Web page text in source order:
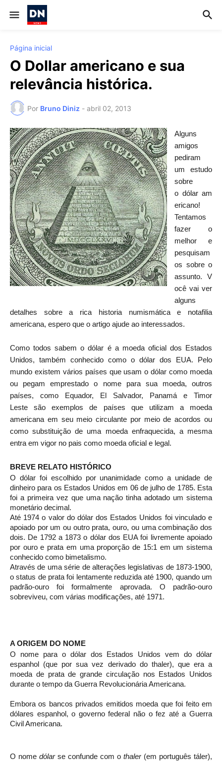
Página inicial
O Dollar americano e sua
relevância histórica.
Por Bruno Diniz - abril 02, 2013
Alguns
amigos
pediram
um estudo
sobre
o dólar am
ericano!
Tentamos
fazer o
melhor e
pesquisam
os sobre o
assunto. V
ocê vai ver
alguns
detalhes sobre a rica historia numismática e notafilia
americana, espero que o artigo ajude ao interessados.
Como todos sabem o dólar é a moeda oficial dos Estados
Unidos, também conhecido como o dólar dos EUA. Pelo
mundo existem vários países que usam o dólar como moeda
ou pegam emprestado o nome para sua moeda, outros
países, como Equador, El Salvador, Panamá e Timor
Leste são exemplos de países que utilizam a moeda
americana em seu meio circulante por meio de acordos ou
como substituição de uma moeda enfraquecida, a mesma
entra em vigor no pais como moeda oficial e legal.
BREVE RELATO HISTÓRICO
O dólar foi escolhido por unanimidade como a unidade de
dinheiro para os Estados Unidos em 06 de julho de 1785. Esta
foi a primeira vez que uma nação tinha adotado um sistema
monetário decimal.
Até 1974 o valor do dólar dos Estados Unidos foi vinculado e
apoiado por um ou outro prata, ouro, ou uma combinação dos
dois. De 1792 a 1873 o dólar dos EUA foi livremente apoiado
por ouro e prata em uma proporção de 15:1 em um sistema
conhecido como bimetalismo.
Através de uma série de alterações legislativas de 1873-1900,
o status de prata foi lentamente reduzida até 1900, quando um
padrão-ouro foi formalmente aprovada. O padrão-ouro
sobreviveu, com várias modificações, até 1971.
A ORIGEM DO NOME
O nome para o dólar dos Estados Unidos vem do dólar
espanhol (que por sua vez derivado do thaler), que era a
moeda de prata de grande circulação nos Estados Unidos
durante o tempo da Guerra Revolucionária Americana.
Embora os bancos privados emitidos moeda que foi feito em
dólares espanhol, o governo federal não o fez até a Guerra
Civil Americana.
O nome dólarse confunde com o thaler (em português táler),